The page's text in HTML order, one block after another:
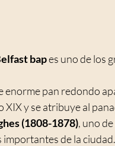
bap es uno de los
enorme pan redondo
XIX y se atribuye al
(1808-1878), uno
importantes de la ciudad.